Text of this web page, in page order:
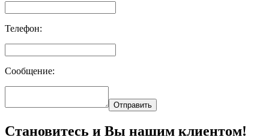
Телефон:
Сообщение:
Отправить
Становитесь и Вы нашим клиентом!